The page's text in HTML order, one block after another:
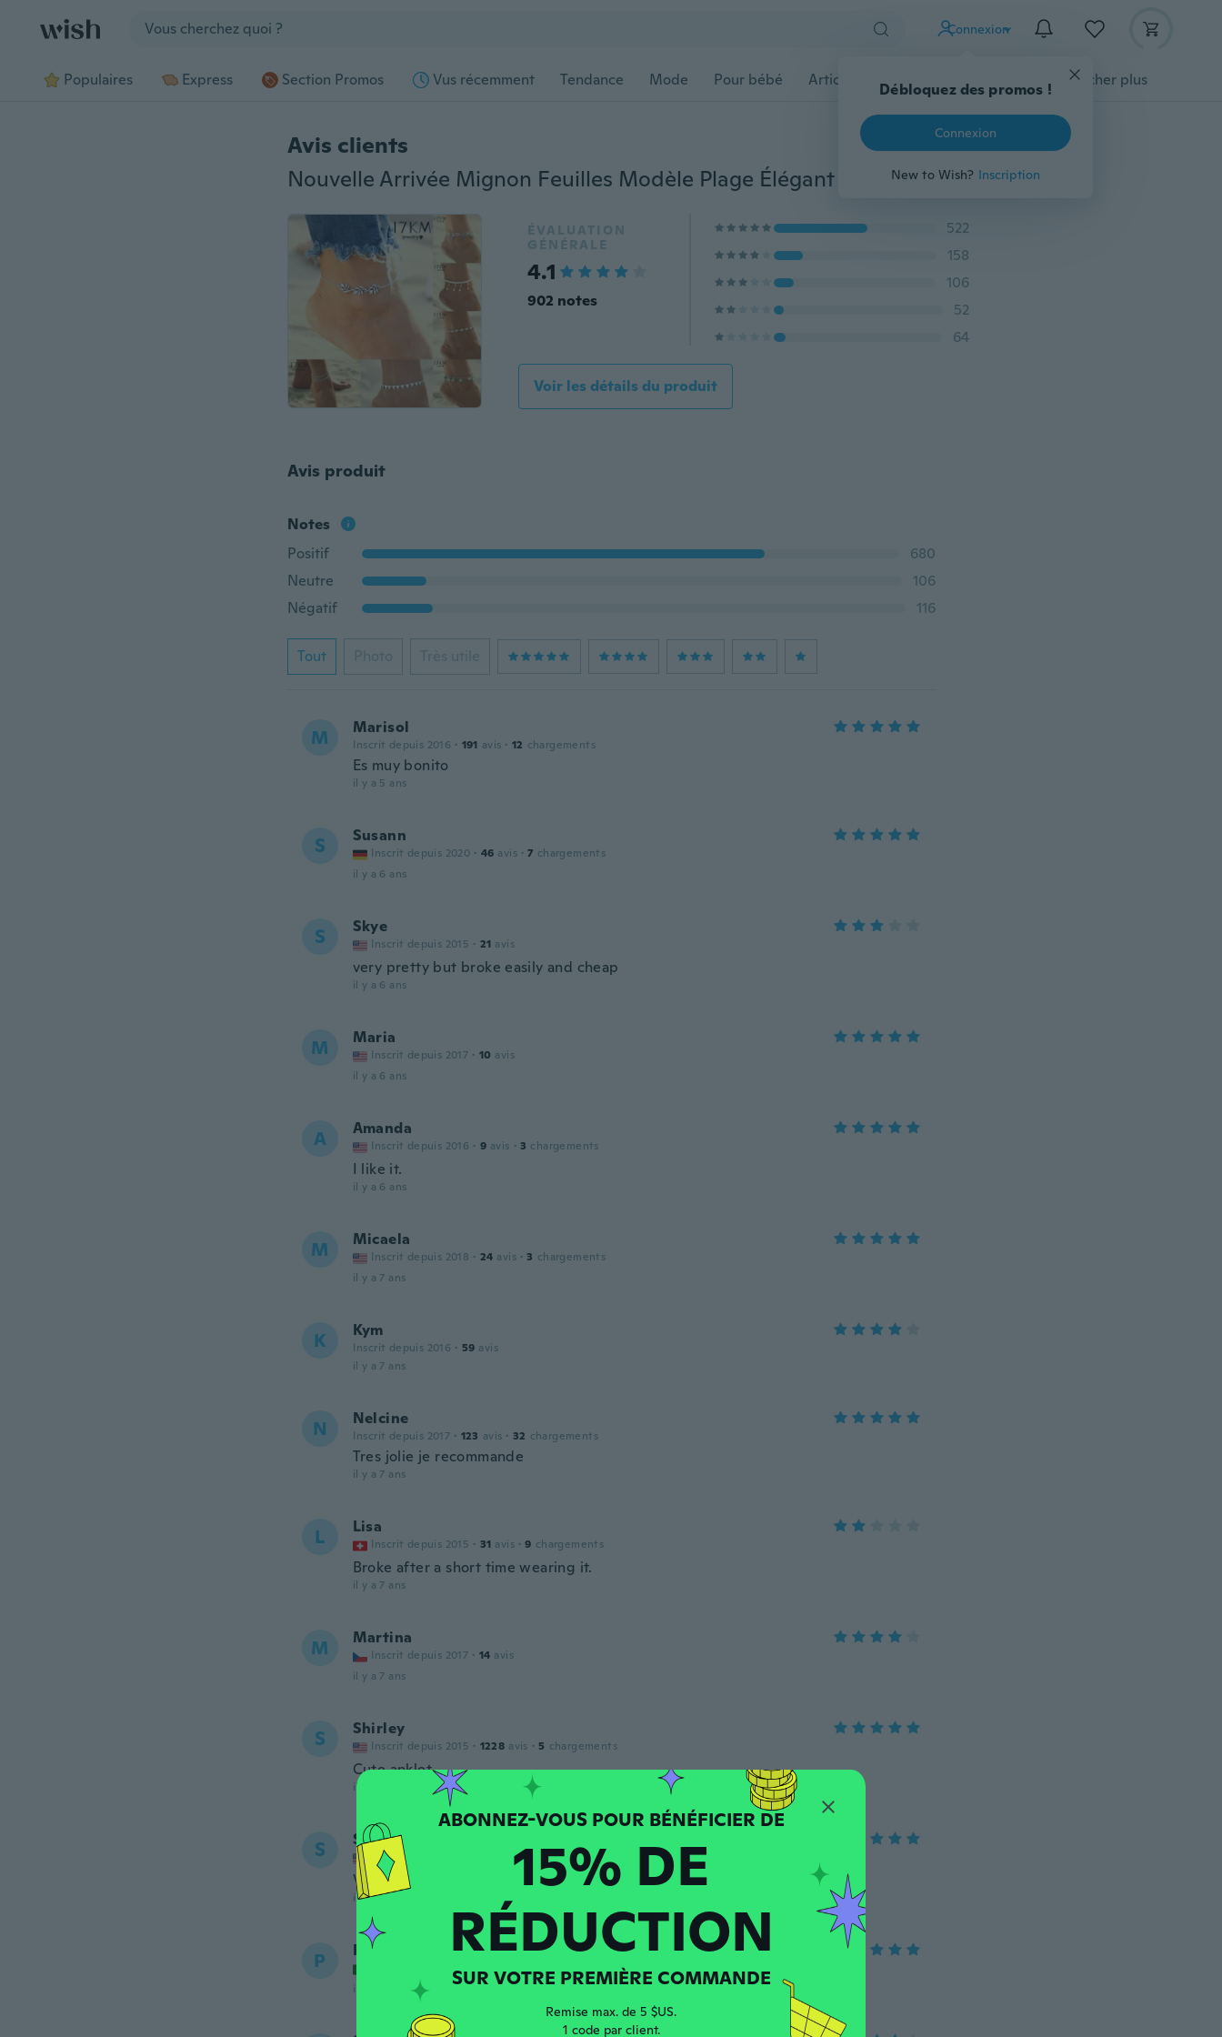
Connexion
Débloquez des promos !
Connexion
New to Wish? Inscription
Populaires Express Section Promos Vus récemment Tendance Mode Pour bébé Articles pour animaux domestiques Afficher plus
Avis clients
Nouvelle Arrivée Mignon Feuilles Modèle Plage Élégant Bracelet De Cheville Argent Plaqué Or Mode Femmes Belle Conception Charme Simple Bijoux
ÉVALUATION
GÉNÉRALE
4.1
902 notes
522
158
106
52
64
Voir les détails du produit
Avis produit
Notes
Positif
680
Neutre
106
Négatif
116
Tout Photo Très utile
M Marisol
Inscrit depuis 2016 · 191 avis · 12 chargements
Es muy bonito
il y a 5 ans
S Susann
Inscrit depuis 2020 · 46 avis · 7 chargements
il y a 6 ans
S Skye
Inscrit depuis 2015 · 21 avis
very pretty but broke easily and cheap
il y a 6 ans
M Maria
Inscrit depuis 2017 · 10 avis
il y a 6 ans
A Amanda
Inscrit depuis 2016 · 9 avis · 3 chargements
I like it.
il y a 6 ans
M Micaela
Inscrit depuis 2018 · 24 avis · 3 chargements
il y a 7 ans
K Kym
Inscrit depuis 2016 · 59 avis
il y a 7 ans
N Nelcine
Inscrit depuis 2017 · 123 avis · 32 chargements
Tres jolie je recommande
il y a 7 ans
L Lisa
Inscrit depuis 2015 · 31 avis · 9 chargements
Broke after a short time wearing it.
il y a 7 ans
M Martina
Inscrit depuis 2017 · 14 avis
il y a 7 ans
S Shirley
Inscrit depuis 2015 · 1228 avis · 5 chargements
Cute anklet.
il y a 7 ans
S Stacy
Inscrit depuis 2015 avis
Very cute giving as a gift
il y a 7 ans
P Paula
Inscrit depuis 2019
il y a 7 ans
15% DE
RÉDUCTION
SUR VOTRE PREMIÈRE COMMANDE
Remise max. de 5 $US.
1 code par client.